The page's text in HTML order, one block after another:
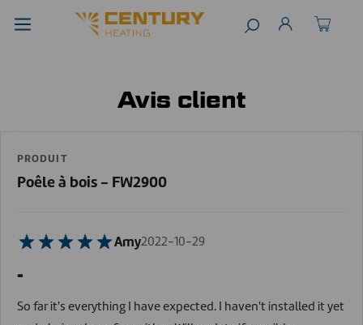
Avis client
PRODUIT
Poêle à bois - FW2900
Amy2022-10-29
-
So far it's everything I have expected. I haven't installed it yet